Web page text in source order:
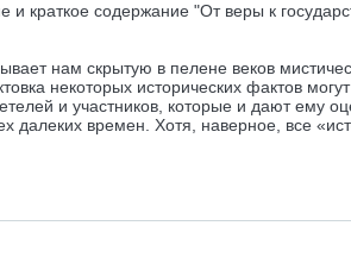
и краткое содержание "От веры к
нам скрытую в пелене веков
некоторых исторических фактов
и участников, которые и дают ему
далеких времен. Хотя, наверное, все